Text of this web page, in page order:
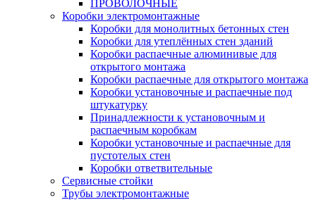
ПРОВОЛОЧНЫЕ
Коробки электромонтажные
Коробки для монолитных бетонных стен
Коробки для утеплённых стен зданий
Коробки распаечные алюминивые для
открытого монтажа
Коробки распаечные для открытого монтажа
Коробки установочные и распаечные под
штукатурку
Принадлежности к установочным и
распаечным коробкам
Коробки установочные и распаечные для
пустотелых стен
Коробки ответвительные
Сервисные стойки
Трубы электромонтажные